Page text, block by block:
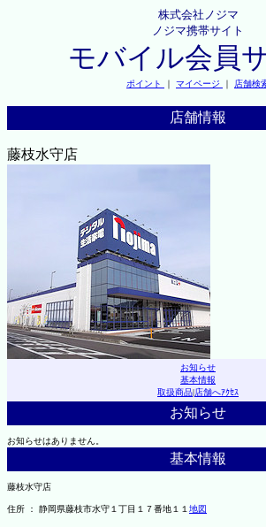
株式会社ノジマ
ノジマ携帯サイト
モバイル会員
ポイント ｜ マイページ ｜ 店舗検
店舗情報
藤枝水守店
お知らせ
基本情報
取扱商品|店舗へｱｸｾｽ
お知らせ
お知らせはありません。
基本情報
藤枝水守店
住所 ： 静岡県藤枝市水守１丁目１７番地１１ 地図